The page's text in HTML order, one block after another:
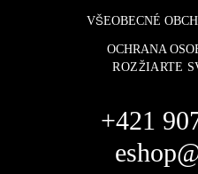
VŠEOBECNÉ
OCHRANA
ROZŽIARTE
+421